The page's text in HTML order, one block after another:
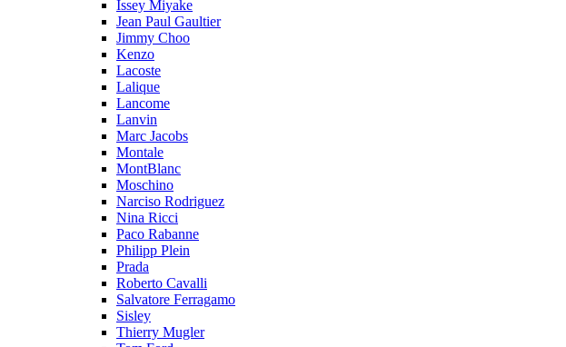
Issey Miyake
Jean Paul Gaultier
Jimmy Choo
Kenzo
Lacoste
Lalique
Lancome
Lanvin
Marc Jacobs
Montale
MontBlanc
Moschino
Narciso Rodriguez
Nina Ricci
Paco Rabanne
Philipp Plein
Prada
Roberto Cavalli
Salvatore Ferragamo
Sisley
Thierry Mugler